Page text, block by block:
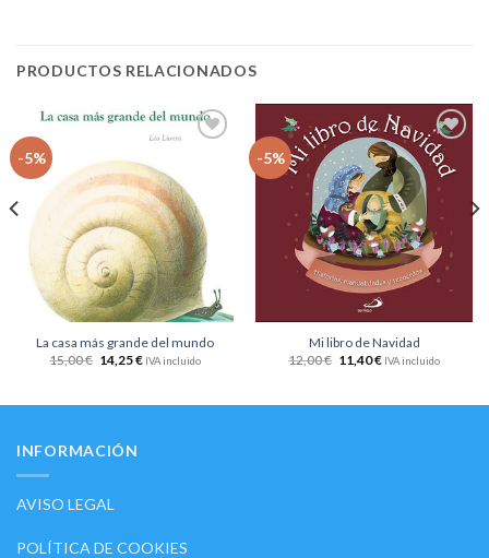
PRODUCTOS RELACIONADOS
-5%
deseos
La casa más grande del mundo
15,00€ 14,25€ IVA incluido
-5%
Añadir
a la
lista
de
Mi libro de Navidad
12,00€ 11,40€ IVA incluido
INFORMACIÓN
AVISO LEGAL
POLÍTICA DE COOKIES